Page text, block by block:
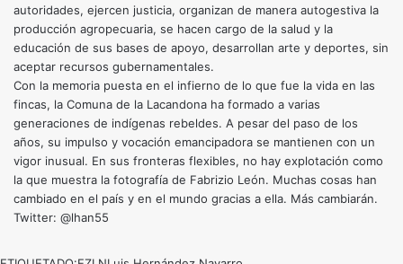
autoridades, ejercen justicia, organizan de manera autogestiva la
producción agropecuaria, se hacen cargo de la salud y la
educación de sus bases de apoyo, desarrollan arte y deportes, sin
aceptar recursos gubernamentales.
Con la memoria puesta en el infierno de lo que fue la vida en las
fincas, la Comuna de la Lacandona ha formado a varias
generaciones de indígenas rebeldes. A pesar del paso de los
años, su impulso y vocación emancipadora se mantienen con un
vigor inusual. En sus fronteras flexibles, no hay explotación como
la que muestra la fotografía de Fabrizio León. Muchas cosas han
cambiado en el país y en el mundo gracias a ella. Más cambiarán.
Twitter: @lhan55